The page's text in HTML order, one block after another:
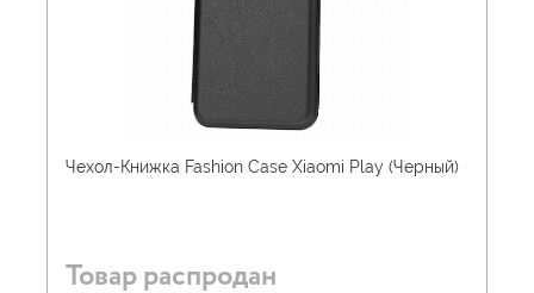
Чехол-Книжка Fashion Case Xiaomi Play (Черный)
Товар распродан